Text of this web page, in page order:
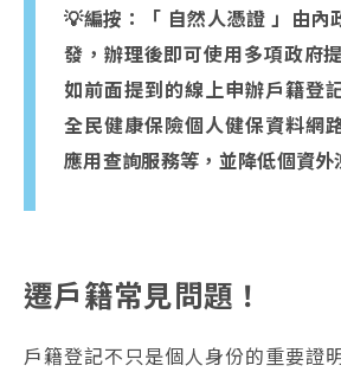
💡編按：「 自然人憑證 」由內
發，辦理後即可使用多項政府
如前面提到的線上申辦戶籍登
全民健康保險個人健保資料網
應用查詢服務等，並降低個資外
遷戶籍常見問題！
戶籍登記不只是個人身份的重要證